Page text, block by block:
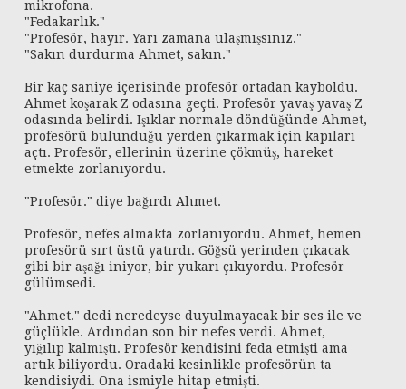
mikrofona.
"Fedakarlık."
"Profesör, hayır. Yarı zamana ulaşmışsınız."
"Sakın durdurma Ahmet, sakın."
Bir kaç saniye içerisinde profesör ortadan kayboldu.
Ahmet koşarak Z odasına geçti. Profesör yavaş yavaş Z
odasında belirdi. Işıklar normale döndüğünde Ahmet,
profesörü bulunduğu yerden çıkarmak için kapıları
açtı. Profesör, ellerinin üzerine çökmüş, hareket
etmekte zorlanıyordu.
"Profesör." diye bağırdı Ahmet.
Profesör, nefes almakta zorlanıyordu. Ahmet, hemen
profesörü sırt üstü yatırdı. Göğsü yerinden çıkacak
gibi bir aşağı iniyor, bir yukarı çıkıyordu. Profesör
gülümsedi.
"Ahmet." dedi neredeyse duyulmayacak bir ses ile ve
güçlükle. Ardından son bir nefes verdi. Ahmet,
yığılıp kalmıştı. Profesör kendisini feda etmişti ama
artık biliyordu. Oradaki kesinlikle profesörün ta
kendisiydi. Ona ismiyle hitap etmişti.